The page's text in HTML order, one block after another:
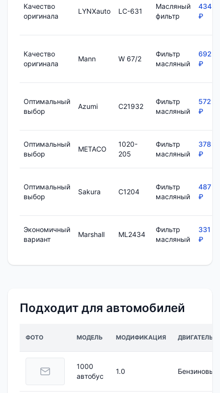
Качество
оригинала
LYNXauto LC-631
Масляный
фильтр
434
₽
Качество
оригинала
Mann W 67/2
Фильтр
масляный
692
₽
Оптимальный
выбор
Azumi C21932
Фильтр
масляный
572
₽
Оптимальный
выбор
METACO
1020-
205
Фильтр
масляный
378
₽
Оптимальный
выбор
Sakura C1204
Фильтр
масляный
487
₽
Экономичный
вариант
Marshall ML2434
Фильтр
масляный
331
₽
Подходит для автомобилей
ФОТО МОДЕЛЬ МОДИФИКАЦИЯ ДВИГАТЕЛЬ
1000
автобус
1.0 Бензиновый